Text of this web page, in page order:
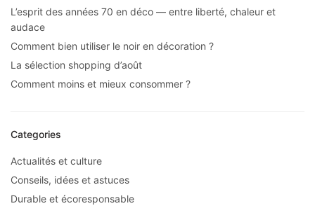
L’esprit des années 70 en déco — entre liberté, chaleur et
audace
Comment bien utiliser le noir en décoration ?
La sélection shopping d’août
Comment moins et mieux consommer ?
Categories
Actualités et culture
Conseils, idées et astuces
Durable et écoresponsable